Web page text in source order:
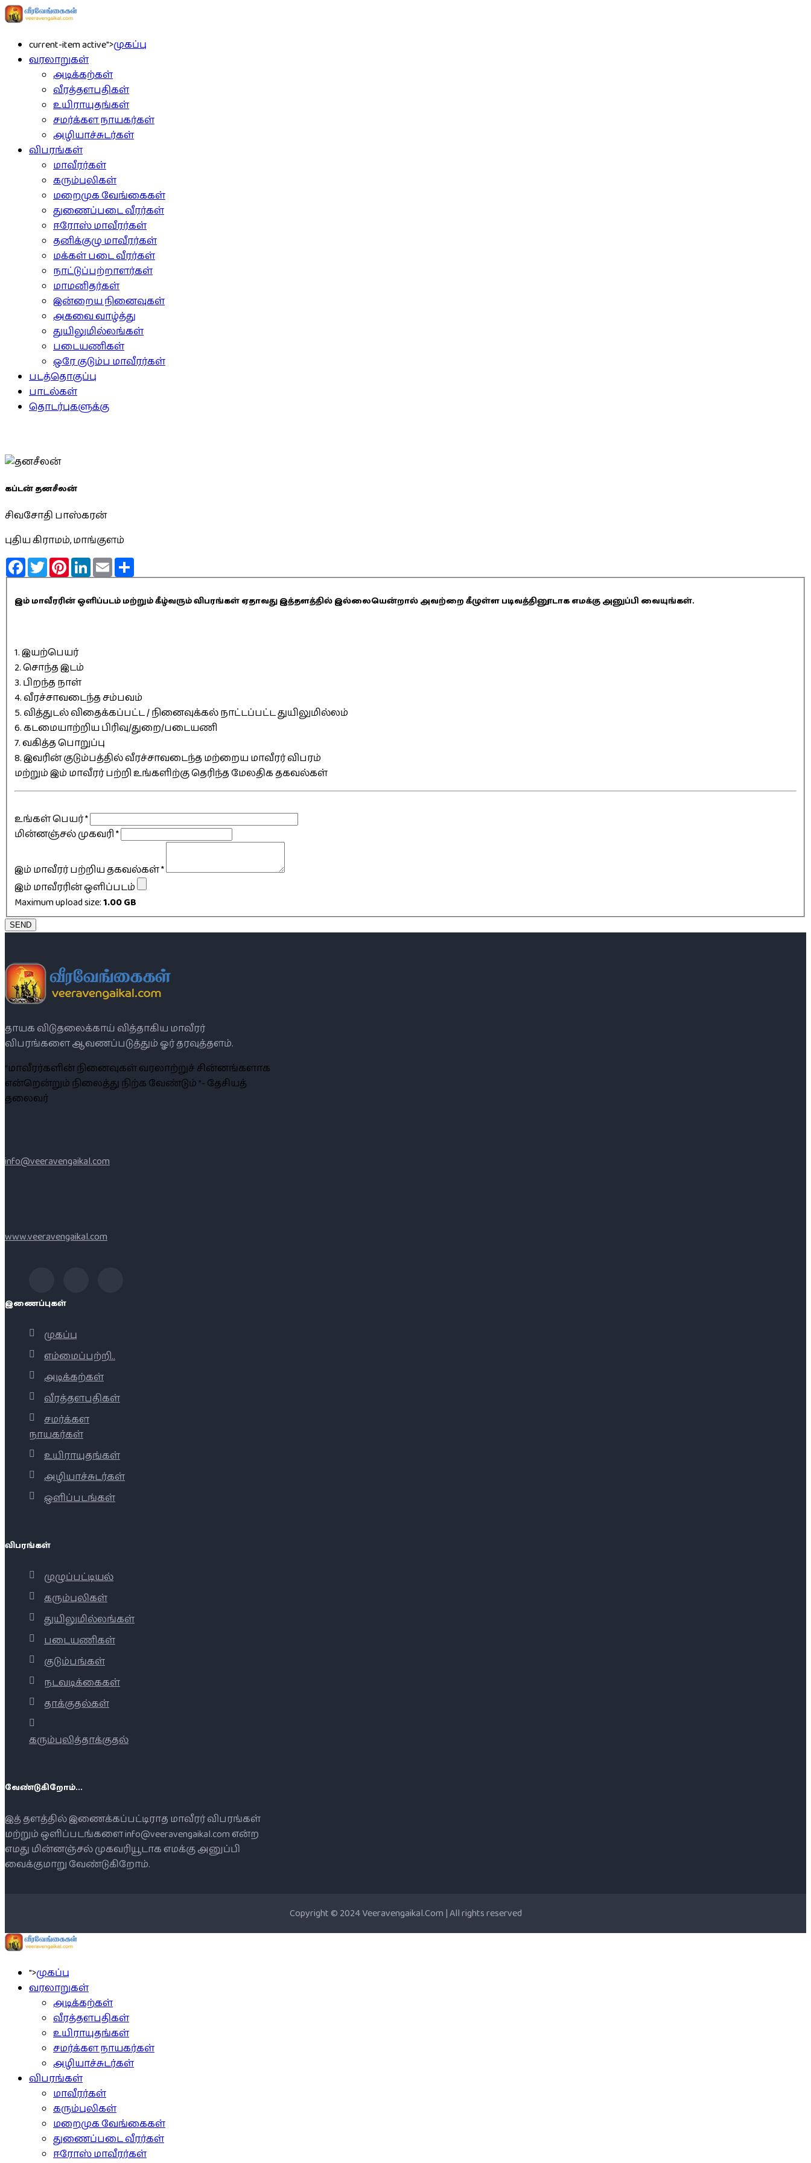
current-item active">முகப்பு
வரலாறுகள்
அடிக்கற்கள்
வீரத்தளபதிகள்
உயிராயுதங்கள்
சமர்க்கள நாயகர்கள்
அழியாச்சுடர்கள்
விபரங்கள்
மாவீரர்கள்
கரும்புலிகள்
மறைமுக வேங்கைகள்
துணைப்படை வீரர்கள்
ஈரோஸ் மாவீரர்கள்
தனிக்குழு மாவீரர்கள்
மக்கள் படை வீரர்கள்
நாட்டுப்பற்றாளர்கள்
மாமனிதர்கள்
இன்றைய நினைவுகள்
அகவை வாழ்த்து
துயிலுமில்லங்கள்
படையணிகள்
ஒரே குடும்ப மாவீரர்கள்
படத்தொகுப்பு
பாடல்கள்
தொடர்புகளுக்கு
கப்டன் தனசீலன்
சிவசோதி பாஸ்கரன்
புதிய கிராமம், மாங்குளம்
FacebookTwitterPinterestLinkedInEmail
இம் மாவீரரின் ஒளிப்படம் மற்றும் கீழ்வரும் விபரங்கள் ஏதாவது இத்தளத்தில் இல்லையென்றால் அவற்றை கீழுள்ள படிவத்தினூடாக எமக்கு அனுப்பி வையுங்கள்.
1. இயற்பெயர்
2. சொந்த இடம்
3. பிறந்த நாள்
4. வீரச்சாவடைந்த சம்பவம்
5. வித்துடல் விதைக்கப்பட்ட / நினைவுக்கல் நாட்டப்பட்ட துயிலுமில்லம்
6. கடமையாற்றிய பிரிவு/துறை/படையணி
7. வகித்த பொறுப்பு
8. இவரின் குடும்பத்தில் வீரச்சாவடைந்த மற்றைய மாவீரர் விபரம்
மற்றும் இம் மாவீரர் பற்றி உங்களிற்கு தெரிந்த மேலதிக தகவல்கள்
உங்கள் பெயர்*
மின்னஞ்சல் முகவரி*
இம் மாவீரர் பற்றிய தகவல்கள்*
இம் மாவீரரின் ஒளிப்படம்
Maximum upload size:1.00 GB
SEND
தாயக விடுதலைக்காய் வித்தாகிய மாவீரர்
விபரங்களை ஆவணப்படுத்தும் ஓர் தரவுத்தளம்.
“மாவீரர்களின் நினைவுகள் வரலாற்றுச் சின்னங்களாக
என்றென்றும் நிலைத்து நிற்க வேண்டும் ”- தேசியத்
தலைவர்
info@veeravengaikal.com
www.veeravengaikal.com
இணைப்புகள்
முகப்பு
எம்மைப்பற்றி..
அடிக்கற்கள்
வீரத்தளபதிகள்
சமர்க்கள
நாயகர்கள்
உயிராயுதங்கள்
அழியாச்சுடர்கள்
ஒளிப்படங்கள்
விபரங்கள்
முழுப்பட்டியல்
கரும்புலிகள்
துயிலுமில்லங்கள்
படையணிகள்
குடும்பங்கள்
நடவடிக்கைகள்
தாக்குதல்கள்
கரும்புலித்தாக்குதல்
வேண்டுகிறோம்...
இத் தளத்தில் இணைக்கப்பட்டிராத மாவீரர் விபரங்கள்
மற்றும் ஒளிப்படங்களை info@veeravengaikal.com என்ற
எமது மின்னஞ்சல் முகவரியூடாக எமக்கு அனுப்பி
வைக்குமாறு வேண்டுகிறோம்.
Copyright © 2024 Veeravengaikal.Com | All rights reserved
">முகப்பு
வரலாறுகள்
அடிக்கற்கள்
வீரத்தளபதிகள்
உயிராயுதங்கள்
சமர்க்கள நாயகர்கள்
அழியாச்சுடர்கள்
விபரங்கள்
மாவீரர்கள்
கரும்புலிகள்
மறைமுக வேங்கைகள்
துணைப்படை வீரர்கள்
ஈரோஸ் மாவீரர்கள்